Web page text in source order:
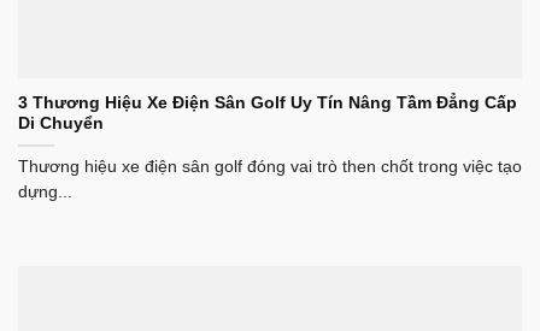
3 Thương Hiệu Xe Điện Sân Golf Uy Tín Nâng Tầm Đẳng Cấp
Di Chuyển
Thương hiệu xe điện sân golf đóng vai trò then chốt trong việc tạo
dựng...